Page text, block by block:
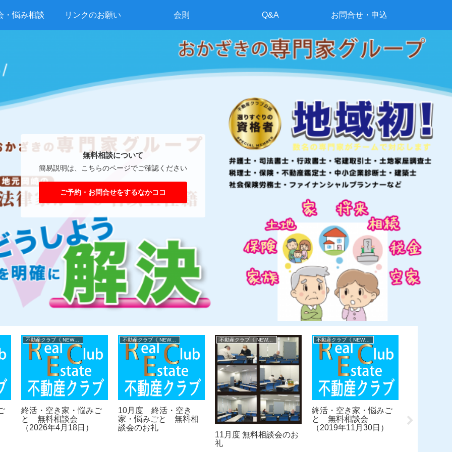
・悩み相談 リンクのお願い 会則 Q&A お問合せ・申込
無料相談について
簡易説明は、こちらのページでご確認ください
ご予約・お問合せをするなかココ
不動産クラブ《 NEWS 》
終活・空き家・悩みご
と 無料相談会
（2026年4月18日）
不動産クラブ《 NEWS 》
10月度 終活・空き
家・悩みごと 無料相
談会のお礼
不動産クラブ《 NEWS 》
11月度 無料相談会のお
礼
不動産クラブ《 NEWS 》
終活・空き家・悩みご
と 無料相談会
（2019年11月30日）
と 無料